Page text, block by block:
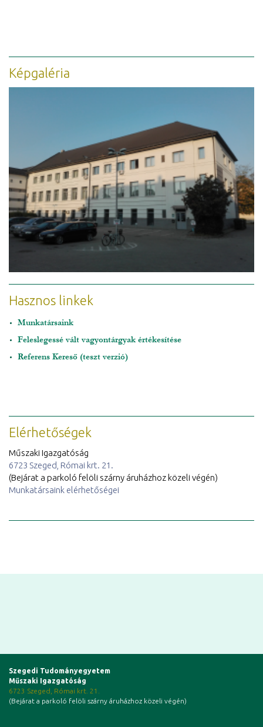
Képgaléria
Hasznos linkek
Munkatársaink
Feleslegessé vált vagyontárgyak értékesítése
Referens Kereső (teszt verzió)
Elérhetőségek
Műszaki Igazgatóság
6723 Szeged, Római krt. 21.
(Bejárat a parkoló felöli szárny áruházhoz közeli végén)
Munkatársaink elérhetőségei
Szegedi Tudományegyetem
Műszaki Igazgatóság
6723 Szeged, Római krt. 21.
(Bejárat a parkoló felöli szárny áruházhoz közeli végén)